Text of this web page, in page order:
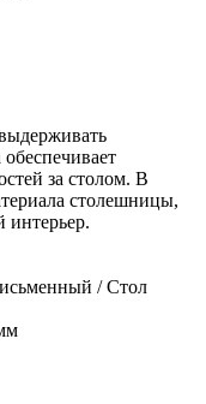
за столом. В
столешницы,
интерьер.
/ Стол